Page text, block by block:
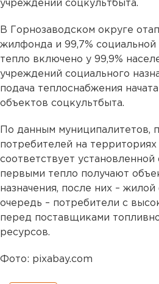
учреждений соцкультбыта.
В Горнозаводском округе
жилфонда и 99,7%
тепло включено у 99,9%
учреждений социального
подача теплоснабжения
объектов соцкультбыта.
По данным муниципалитетов,
потребителей на
соответствует установленной
первыми тепло получают
назначения, после них –
очередь – потребители с
перед поставщиками
ресурсов.
Фото: pixabay.com